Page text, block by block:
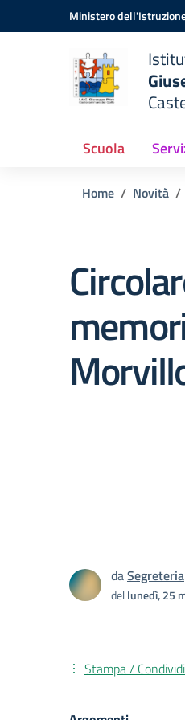
Vai ai contenuti
Vai al menu di navigazione
Ministero
Scuola
Home Novità
daSegreteria
dellunedì, 25
Stampa / Condividi